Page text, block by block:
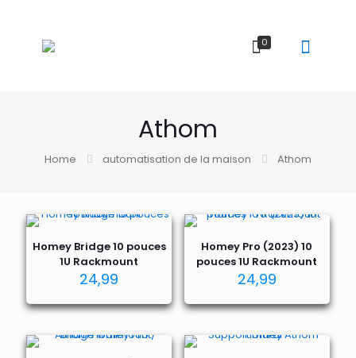
0
Athom
Home automatisation de la maison Athom
Homey Bridge 10 pouces
1U Rackmount
24,99
Homey Pro (2023) 10
pouces 1U Rackmount
24,99